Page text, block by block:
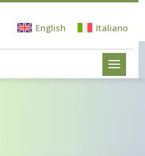
English Italiano